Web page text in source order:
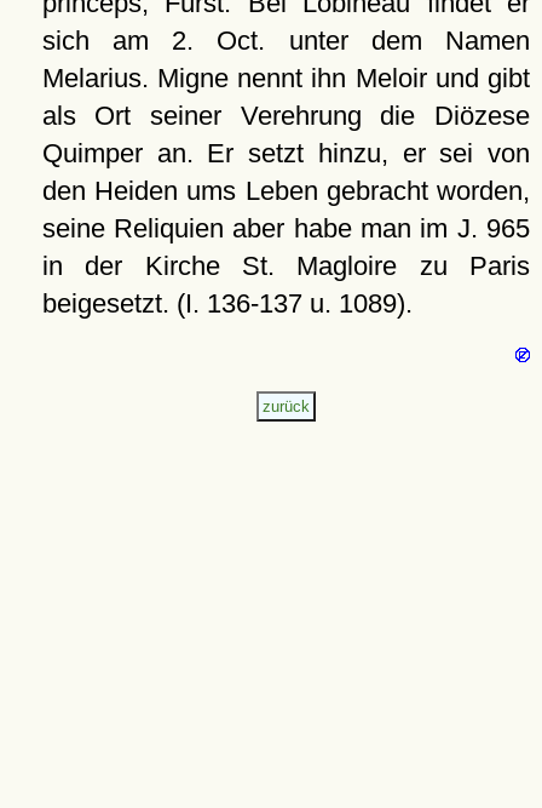
sich am 2. Oct. unter dem Namen
Melarius. Migne nennt ihn Meloir und gibt
als Ort seiner Verehrung die Diözese
Quimper an. Er setzt hinzu, er sei von
den Heiden ums Leben gebracht worden,
seine Reliquien aber habe man im J. 965
in der Kirche St. Magloire zu Paris
beigesetzt. (I. 136-137 u. 1089).